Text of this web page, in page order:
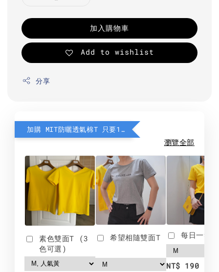
加入購物車
Add to wishlist
分享
加購 MIT防曬透氣棉T 只要190元
瀏覽全部
素色雙面T (3
色可選)
希望相隨雙面T 每日一笑
NT$ 190